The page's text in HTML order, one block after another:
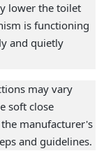
lower the toilet
is functioning
and quietly
may vary
soft close
manufacturer's
and guidelines.